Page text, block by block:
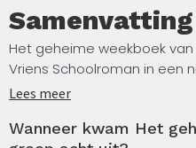
Samenvatting
Het geheime weekboek
Vriens Schoolroman in een
besluiten Sven, Rachelle,
gaan dit schooljaar een
Lees meer
Wanneer kwam Het